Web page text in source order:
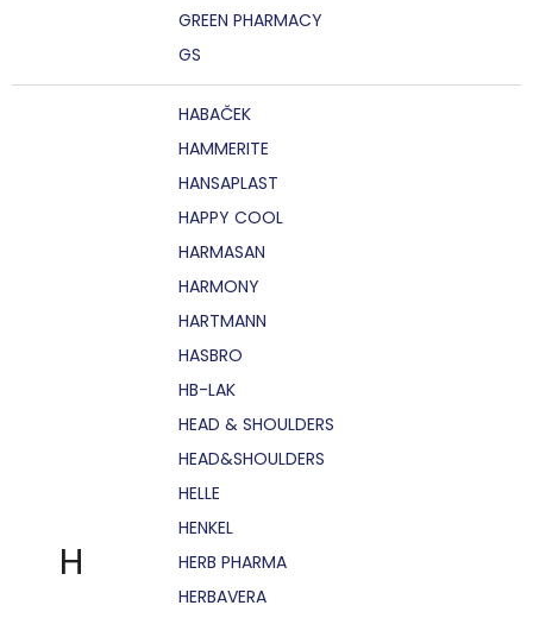
GREEN PHARMACY
GS
H
HABAČEK
HAMMERITE
HANSAPLAST
HAPPY COOL
HARMASAN
HARMONY
HARTMANN
HASBRO
HB-LAK
HEAD & SHOULDERS
HEAD&SHOULDERS
HELLE
HENKEL
HERB PHARMA
HERBAVERA